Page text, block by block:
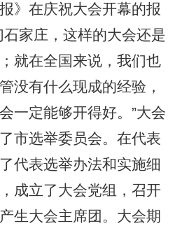
》在庆祝大会开幕的报
石家庄，这样的大会还是
就在全国来说，我们也
没有什么现成的经验，
一定能够开得好。”大会
市选举委员会。在代表
代表选举办法和实施细
成立了大会党组，召开
生大会主席团。大会期